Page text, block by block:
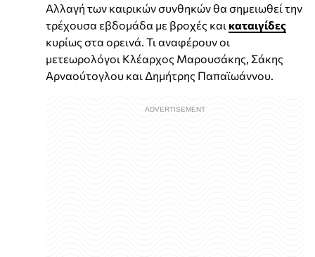
Αλλαγή των καιρικών συνθηκών θα σημειωθεί την
τρέχουσα εβδομάδα με βροχές και καταιγίδες
κυρίως στα ορεινά. Τι αναφέρουν οι
μετεωρολόγοι Κλέαρχος Μαρουσάκης, Σάκης
Αρναούτογλου και Δημήτρης Παπαϊωάννου.